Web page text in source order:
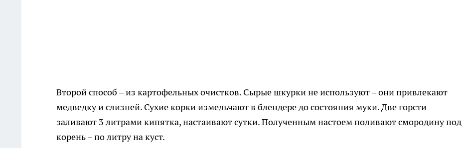
Второй способ – из картофельных очистков. Сырые шкурки не используют – они привлекают
медведку и слизней. Сухие корки измельчают в блендере до состояния муки. Две горсти
заливают 3 литрами кипятка, настаивают сутки. Полученным настоем поливают смородину под
корень – по литру на куст.